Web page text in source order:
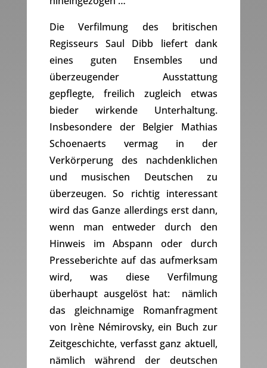
Die Verfilmung des britischen
Regisseurs Saul Dibb liefert dank
eines guten Ensembles und
überzeugender Ausstattung
gepflegte, freilich zugleich etwas
bieder wirkende Unterhaltung.
Insbesondere der Belgier Mathias
Schoenaerts vermag in der
Verkörperung des nachdenklichen
und musischen Deutschen zu
überzeugen. So richtig interessant
wird das Ganze allerdings erst dann,
wenn man entweder durch den
Hinweis im Abspann oder durch
Presseberichte auf das aufmerksam
wird, was diese Verfilmung
überhaupt ausgelöst hat: nämlich
das gleichnamige Romanfragment
von Irène Némirovsky, ein Buch zur
Zeitgeschichte, verfasst ganz aktuell,
nämlich während der deutschen